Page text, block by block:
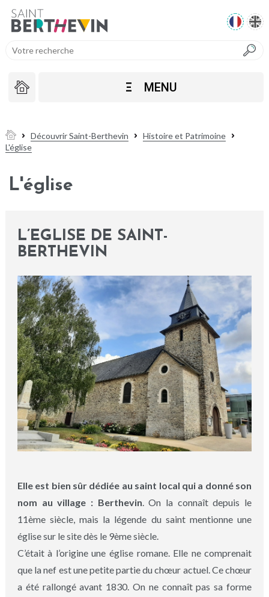
Ξ MENU
Découvrir Saint-Berthevin
Histoire et Patrimoine
L'église
L'église
L’EGLISE DE SAINT-
BERTHEVIN
Elle est bien sûr dédiée au saint local qui a donné son
nom au village : Berthevin. On la connaît depuis le
11ème siècle, mais la légende du saint mentionne une
église sur le site dès le 9ème siècle.
C’était à l’origine une église romane. Elle ne comprenait
que la nef est une petite partie du chœur actuel. Ce chœur
a été rallongé avant 1830. On ne connaît pas sa forme